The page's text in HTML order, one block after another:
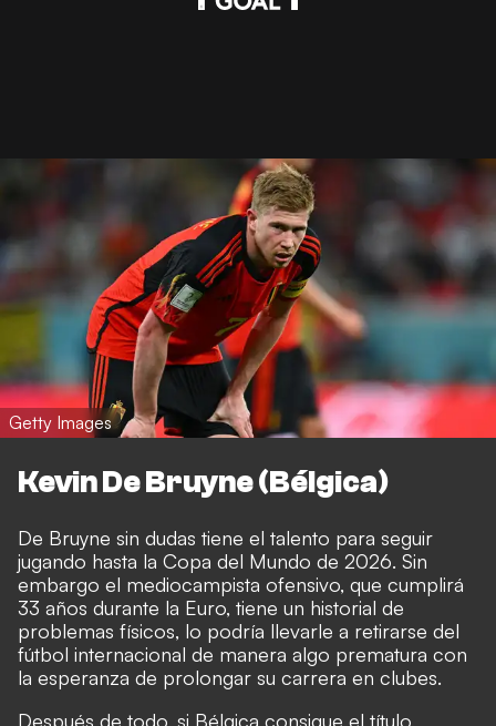
Getty Images
Kevin De Bruyne (Bélgica)
De Bruyne sin dudas tiene el talento para seguir
jugando hasta la Copa del Mundo de 2026. Sin
embargo el mediocampista ofensivo, que cumplirá
33 años durante la Euro, tiene un historial de
problemas físicos, lo podría llevarle a retirarse del
fútbol internacional de manera algo prematura con
la esperanza de prolongar su carrera en clubes.
Después de todo, si Bélgica consigue el título,